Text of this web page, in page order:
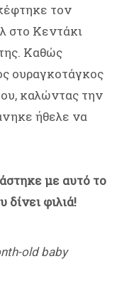
τον
στο Κεντάκι
Καθώς
ουραγκοτάγκος
καλώντας την
ήθελε να
με αυτό το
δίνει φιλιά!
old baby